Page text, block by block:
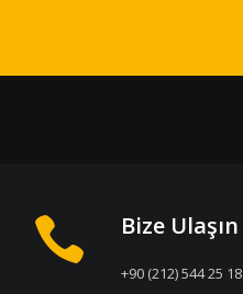
Bize Ulaşın
+90 (212) 544 25 18